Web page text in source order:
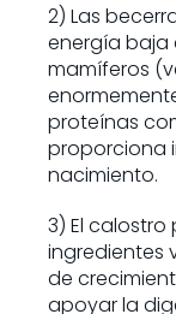
2) Las
energía baja
mamíferos
proteínas
proporciona
nacimiento.
3) El
ingredientes
de
apoyar la